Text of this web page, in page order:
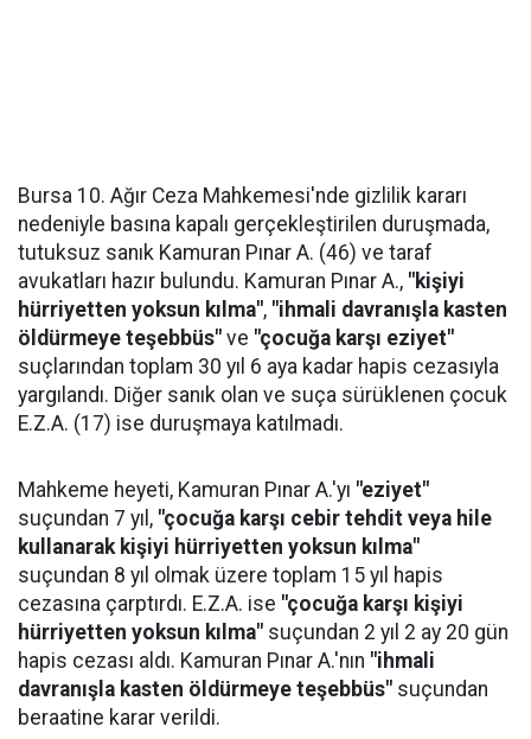
Bursa 10. Ağır Ceza Mahkemesi'nde gizlilik kararı
nedeniyle basına kapalı gerçekleştirilen duruşmada,
tutuksuz sanık Kamuran Pınar A. (46) ve taraf
avukatları hazır bulundu. Kamuran Pınar A., "kişiyi
hürriyetten yoksun kılma", "ihmali davranışla kasten
öldürmeye teşebbüs" ve "çocuğa karşı eziyet"
suçlarından toplam 30 yıl 6 aya kadar hapis cezasıyla
yargılandı. Diğer sanık olan ve suça sürüklenen çocuk
E.Z.A. (17) ise duruşmaya katılmadı.
Mahkeme heyeti, Kamuran Pınar A.'yı "eziyet"
suçundan 7 yıl, "çocuğa karşı cebir tehdit veya hile
kullanarak kişiyi hürriyetten yoksun kılma"
suçundan 8 yıl olmak üzere toplam 15 yıl hapis
cezasına çarptırdı. E.Z.A. ise "çocuğa karşı kişiyi
hürriyetten yoksun kılma" suçundan 2 yıl 2 ay 20 gün
hapis cezası aldı. Kamuran Pınar A.'nın "ihmali
davranışla kasten öldürmeye teşebbüs" suçundan
beraatine karar verildi.